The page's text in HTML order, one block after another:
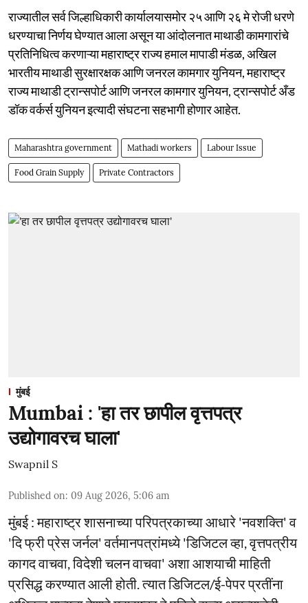
राज्यातील सर्व जिल्हाधिकारी कार्यालयासमोर २५ आणि २६ मे रोजी धरणे
धरण्याचा निर्णय घेण्यात आला असून या आंदोलनात माथाडी कामगारांचे
प्रतिनिधित्व करणाऱ्या महाराष्ट्र राज्य हमाल मापाडी मंडळ, अखिल
भारतीय माथाडी सुरक्षारक्षक आणि जनरल कामगार युनियन, महाराष्ट्र
राज्य माथाडी ट्रान्सपोर्ट आणि जनरल कामगार युनियन, ट्रान्सपोर्ट अँड
डॉक वर्कर्स युनियन इत्यादी संघटना सहभागी होणार आहेत.
Maharashtra government Mathadi workers Labour Issue
Food Grain Supply Private Contractors
मुंबई
Mumbai : 'हा तर छापील वृत्तपत्र
उद्योगावरच घाला'
Swapnil S
Published on: 09 Aug 2026, 5:06 am
मुंबई : महाराष्ट्र शासनाच्या परिपत्रकाच्या आधारे 'नवशक्ति' व
'दि फ्री प्रेस जर्नल' वर्तमानपत्रांमध्ये 'डिजिटल व्हा, वृत्तपत्रीय
कागद वाचवा, विदेशी चलन वाचवा' अशा आशयाची माहिती
प्रसिद्ध करण्यात आली होती. त्यात डिजिटल/ई-पेपर प्रतींना